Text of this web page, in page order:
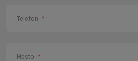
Telefon *
Mesto *